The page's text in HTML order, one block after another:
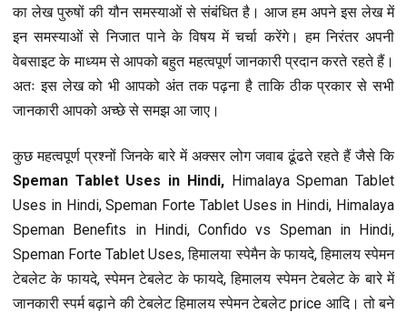
का लेख पुरुषों की यौन समस्याओं से संबंधित है। आज हम अपने इस लेख में
इन समस्याओं से निजात पाने के विषय में चर्चा करेंगे। हम निरंतर अपनी
वेबसाइट के माध्यम से आपको बहुत महत्वपूर्ण जानकारी प्रदान करते रहते हैं।
अतः इस लेख को भी आपको अंत तक पढ़ना है ताकि ठीक प्रकार से सभी
जानकारी आपको अच्छे से समझ आ जाए।
कुछ महत्वपूर्ण प्रश्नों जिनके बारे में अक्सर लोग जवाब ढूंढते रहते हैं जैसे कि
Speman Tablet Uses in Hindi,Himalaya Speman Tablet
Uses in Hindi, Speman Forte Tablet Uses in Hindi, Himalaya
Speman Benefits in Hindi, Confido vs Speman in Hindi,
Speman Forte Tablet Uses, हिमालया स्पेमैन के फायदे, हिमालय स्पेमन
टेबलेट के फायदे, स्पेमन टेबलेट के फायदे, हिमालय स्पेमन टेबलेट के बारे में
जानकारी स्पर्म बढ़ाने की टेबलेट हिमालय स्पेमन टेबलेट price आदि। तो बने